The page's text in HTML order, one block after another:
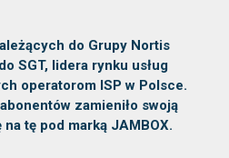
do Grupy Nortis
SGT, lidera rynku usług
operatorom ISP w Polsce.
zamieniło swoją
tę pod marką JAMBOX.